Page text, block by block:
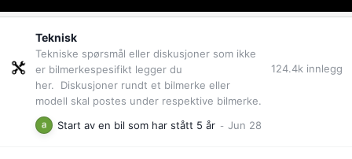
Teknisk
Tekniske spørsmål eller diskusjoner som ikke
er bilmerkespesifikt legger du
her. Diskusjoner rundt et bilmerke eller
modell skal postes under respektive bilmerke.
124.4k innlegg
Start av en bil som har stått 5 år